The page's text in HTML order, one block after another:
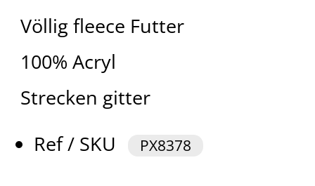
Völlig fleece Futter
100% Acryl
Strecken gitter
Ref / SKU
PX8378